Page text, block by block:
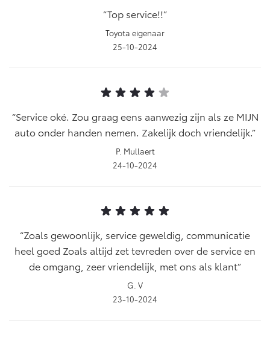
Top service!!
Toyota eigenaar
25-10-2024
Service oké. Zou graag eens aanwezig zijn als ze MIJN
auto onder handen nemen. Zakelijk doch vriendelijk.
P. Mullaert
24-10-2024
Zoals gewoonlijk, service geweldig, communicatie
heel goed Zoals altijd zet tevreden over de service en
de omgang, zeer vriendelijk, met ons als klant
G. V
23-10-2024